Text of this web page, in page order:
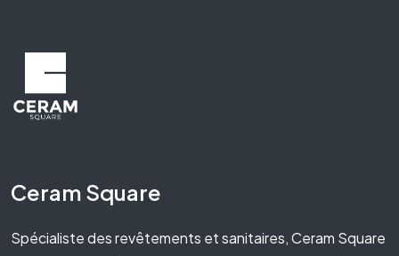
Ceram Square
Spécialiste des revêtements et sanitaires, Ceram Square